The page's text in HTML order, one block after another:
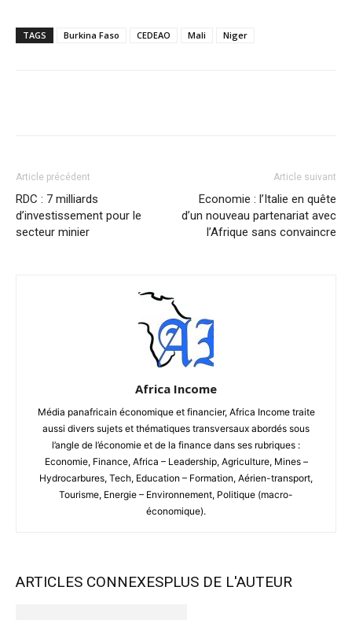
TAGS Burkina Faso CEDEAO Mali Niger
Article précédent
RDC : 7 milliards
d’investissement pour le
secteur minier
Article suivant
Economie : l’Italie en quête
d’un nouveau partenariat avec
l’Afrique sans convaincre
Africa Income
Média panafricain économique et financier, Africa Income traite
aussi divers sujets et thématiques transversaux abordés sous
l’angle de l’économie et de la finance dans ses rubriques :
Economie, Finance, Africa – Leadership, Agriculture, Mines –
Hydrocarbures, Tech, Education – Formation, Aérien-transport,
Tourisme, Energie – Environnement, Politique (macro-
économique).
ARTICLES CONNEXESPLUS DE L'AUTEUR